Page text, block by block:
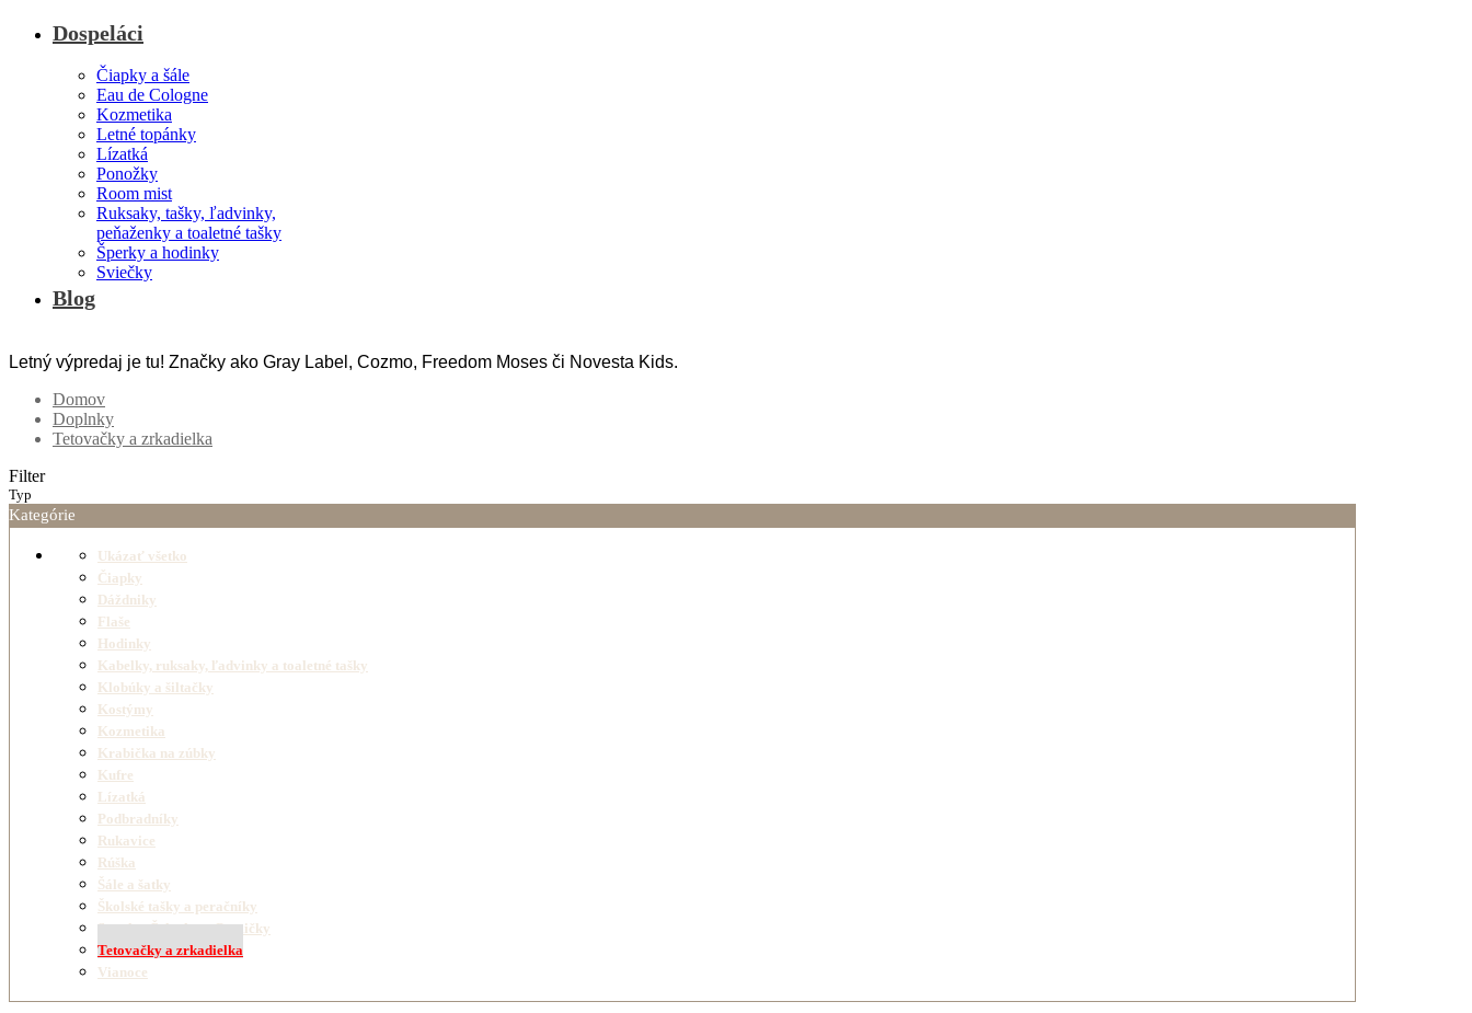
Dospeláci
Čiapky a šále
Eau de Cologne
Kozmetika
Letné topánky
Lízatká
Ponožky
Room mist
Ruksaky, tašky, ľadvinky,
peňaženky a toaletné tašky
Šperky a hodinky
Sviečky
Blog
Letný výpredaj je tu! Značky ako Gray Label, Cozmo, Freedom Moses či Novesta Kids.
Domov
Doplnky
Tetovačky a zrkadielka
Filter
Typ
Kategórie
Ukázať všetko
Čiapky
Dáždniky
Flaše
Hodinky
Kabelky, ruksaky, ľadvinky a toaletné tašky
Klobúky a šiltačky
Kostýmy
Kozmetika
Krabička na zúbky
Kufre
Lízatká
Podbradníky
Rukavice
Rúška
Šále a šatky
Školské tašky a peračníky
Sponky, Čelenky a Gumičky
Tetovačky a zrkadielka
Vianoce